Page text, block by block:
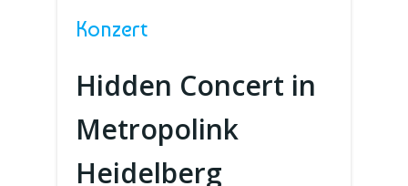
Konzert
Hidden Concert in
Metropolink
Heidelberg